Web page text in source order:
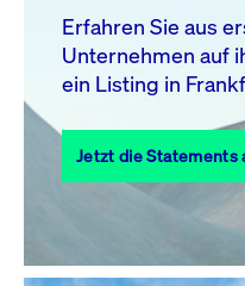
10 11
17
18 19
31
Erfahren Sie aus
Unternehmen auf
ein Listing in
Jetzt die Statements